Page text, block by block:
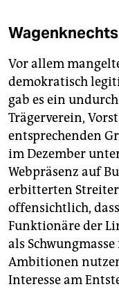
Vor allem
demokratisch
gab es ein
Trägerverein,
entsprechenden
im Dezember
Webpräsenz auf
erbitterten
offensichtlich,
Funktionäre der
als
Ambitionen
Interesse am